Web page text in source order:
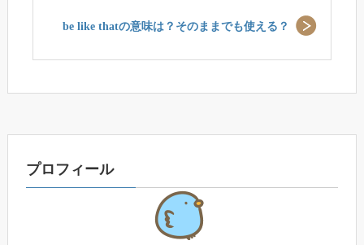
be like thatの意味は？そのままでも使える？
プロフィール